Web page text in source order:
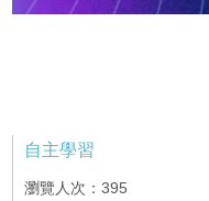
自主學習
瀏覽人次：395